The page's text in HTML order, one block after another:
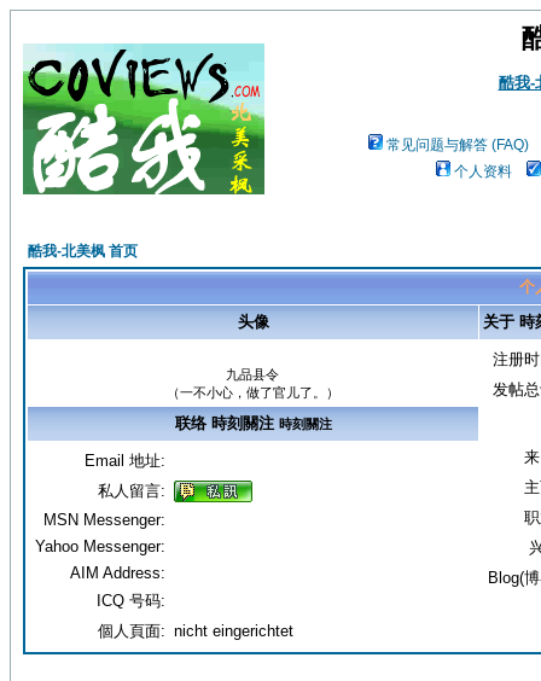
酷我-
常见问题与解答 (FAQ)
个人资料
酷我-北美枫 首页
个
头像
关于 時
九品县令
（一不小心，做了官儿了。）
注册
发帖
Blog(
联络 時刻關注 時刻關注
Email 地址:
私人留言:
MSN Messenger:
Yahoo Messenger:
AIM Address:
ICQ 号码:
個人頁面: nicht eingerichtet